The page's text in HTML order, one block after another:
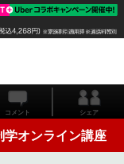
コメント シェア
オンライン講座